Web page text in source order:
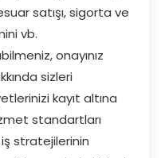
satışı, sigorta ve
vb.
onayınız
sizleri
kayıt altına
standartları
stratejilerinin